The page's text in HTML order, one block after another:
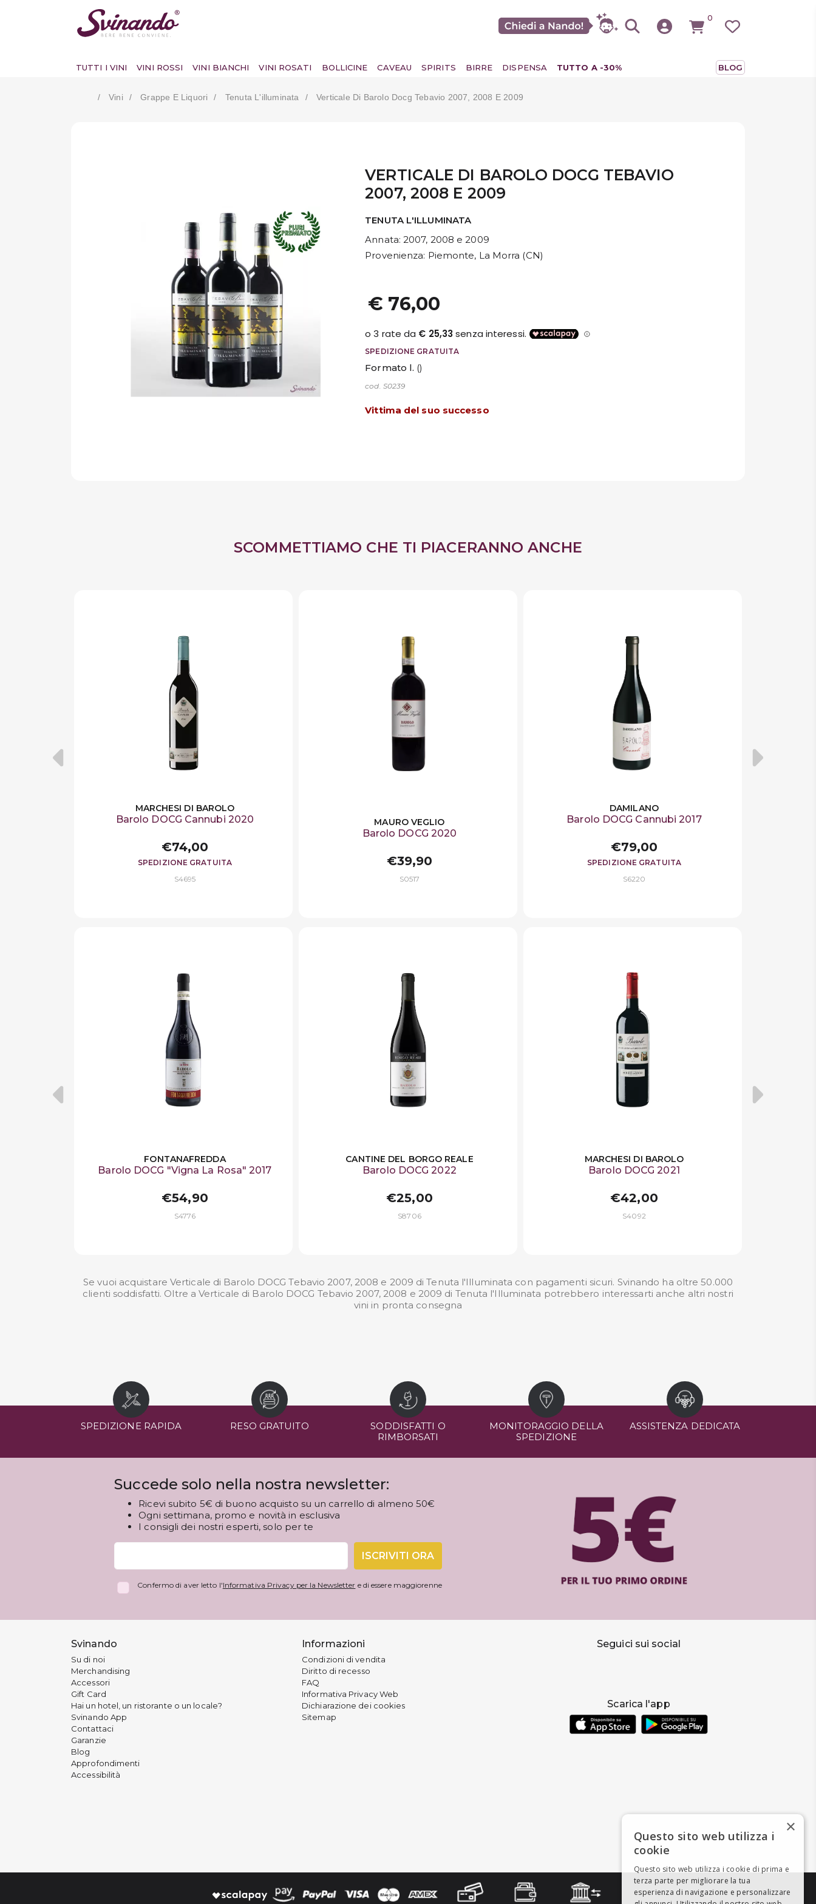
0
TUTTI I VINI VINI ROSSI VINI BIANCHI VINI ROSATI BOLLICINE CAVEAU SPIRITS BIRRE DISPENSA TUTTO A -30% BLOG
Vini Grappe E Liquori Tenuta L'illuminata Verticale Di Barolo Docg Tebavio 2007, 2008 E 2009
VERTICALE DI BAROLO DOCG TEBAVIO
2007, 2008 E 2009
TENUTA L'ILLUMINATA
Annata: 2007, 2008 e 2009
Provenienza: Piemonte, La Morra (CN)
€ 76,00
SPEDIZIONE GRATUITA
Formato l. ()
cod. S0239
Vittima del suo successo
SCOMMETTIAMO CHE TI PIACERANNO ANCHE
MARCHESI DI BAROLO
Barolo DOCG Cannubi 2020
€74,00
SPEDIZIONE GRATUITA
S4695
MAURO VEGLIO
Barolo DOCG 2020
€39,90
S0517
DAMILANO
Barolo DOCG Cannubi 2017
€79,00
SPEDIZIONE GRATUITA
S6220
FONTANAFREDDA
Barolo DOCG "Vigna La Rosa" 2017
€54,90
S4776
CANTINE DEL BORGO REALE
Barolo DOCG 2022
€25,00
S8706
MARCHESI DI BAROLO
Barolo DOCG 2021
€42,00
S4092
Se vuoi acquistare Verticale di Barolo DOCG Tebavio 2007, 2008 e 2009 di Tenuta l'Illuminata con pagamenti sicuri. Svinando ha oltre 50.000
clienti soddisfatti. Oltre a Verticale di Barolo DOCG Tebavio 2007, 2008 e 2009 di Tenuta l'Illuminata potrebbero interessarti anche altri nostri
vini in pronta consegna
SPEDIZIONE RAPIDA RESO GRATUITO
SODDISFATTI O
RIMBORSATI
MONITORAGGIO DELLA
SPEDIZIONE
ASSISTENZA DEDICATA
Succede solo nella nostra newsletter:
Ricevi subito 5€ di buono acquisto su un carrello di almeno 50€
Ogni settimana, promo e novità in esclusiva
I consigli dei nostri esperti, solo per te
ISCRIVITI ORA
Confermo di aver letto l'Informativa Privacy per la Newsletter e di essere maggiorenne
Svinando
Su di noi
Merchandising
Accessori
Gift Card
Hai un hotel, un ristorante o un locale?
Svinando App
Contattaci
Garanzie
Blog
Approfondimenti
Accessibilità
Informazioni
Condizioni di vendita
Diritto di recesso
FAQ
Informativa Privacy Web
Dichiarazione dei cookies
Sitemap
Seguici sui social
Scarica l'app
×
Questo sito web utilizza i
cookie
Questo sito web utilizza i cookie di prima e
terza parte per migliorare la tua
esperienza di navigazione e personalizzare